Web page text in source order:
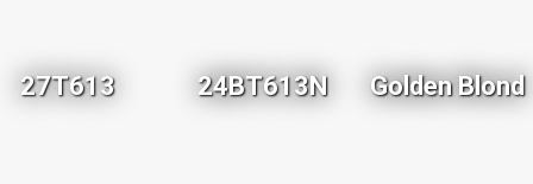
27T613 24BT613N Golden Blond